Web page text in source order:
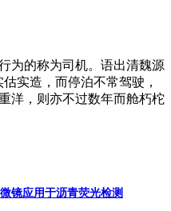
为的称为司机。语出清魏源
估实造，而停泊不常驾驶，
洋，则亦不过数年而舱朽柁
镜应用于沥青荧光检测